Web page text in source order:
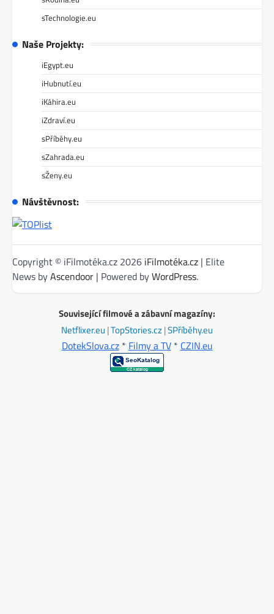
sTechnologie.eu
Naše Projekty:
iEgypt.eu
iHubnutí.eu
iKáhira.eu
iZdraví.eu
sPříběhy.eu
sZahrada.eu
sŽeny.eu
Návštěvnost:
Copyright © iFilmotéka.cz 2026 iFilmotéka.cz | Elite
News byAscendoor | Powered byWordPress.
Související filmové a zábavní magazíny:
Netflixer.eu |TopStories.cz|SPříběhy.eu
DotekSlova.cz* Filmy a TV* CZIN.eu